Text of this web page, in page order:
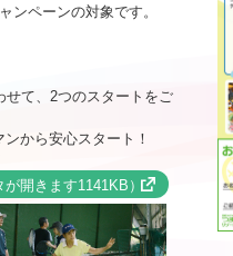
ンペーンの対象です。
せて、2つのスタートをご
から安心スタート！
が開きます1141KB）